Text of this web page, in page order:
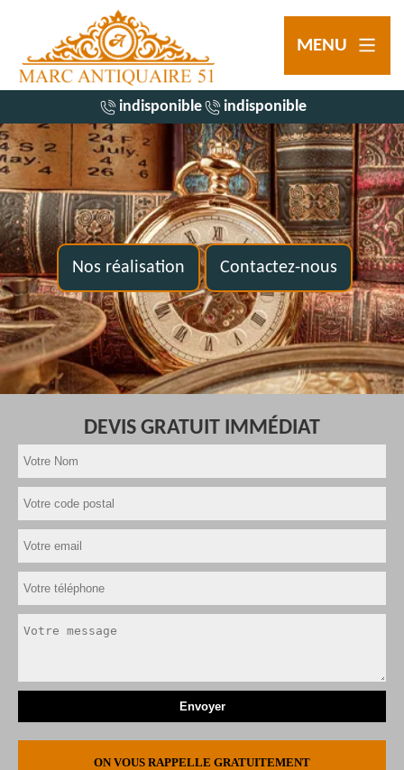
MENU
indisponible indisponible
Nos réalisation Contactez-nous
DEVIS GRATUIT IMMÉDIAT
ON VOUS RAPPELLE GRATUITEMENT